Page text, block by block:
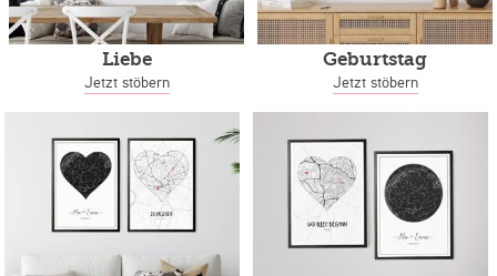
Liebe
Jetzt stöbern
Geburtstag
Jetzt stöbern